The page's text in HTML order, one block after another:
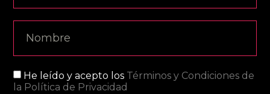
He leído y acepto los Términos y Condiciones de
la Política de Privacidad